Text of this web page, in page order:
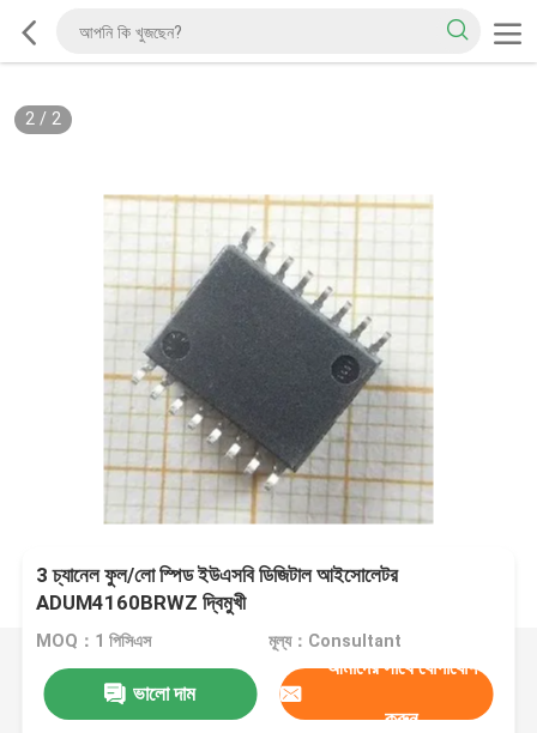
2/ 2
3 চ্যানেল ফুল/লো স্পিড ইউএসবি ডিজিটাল আইসোলেটর
ADUM4160BRWZ দ্বিমুখী
MOQ：1 পিসিএস মূল্য：Consultant
ভালো দাম
আমাদের সাথে যোগাযোগ
করুন